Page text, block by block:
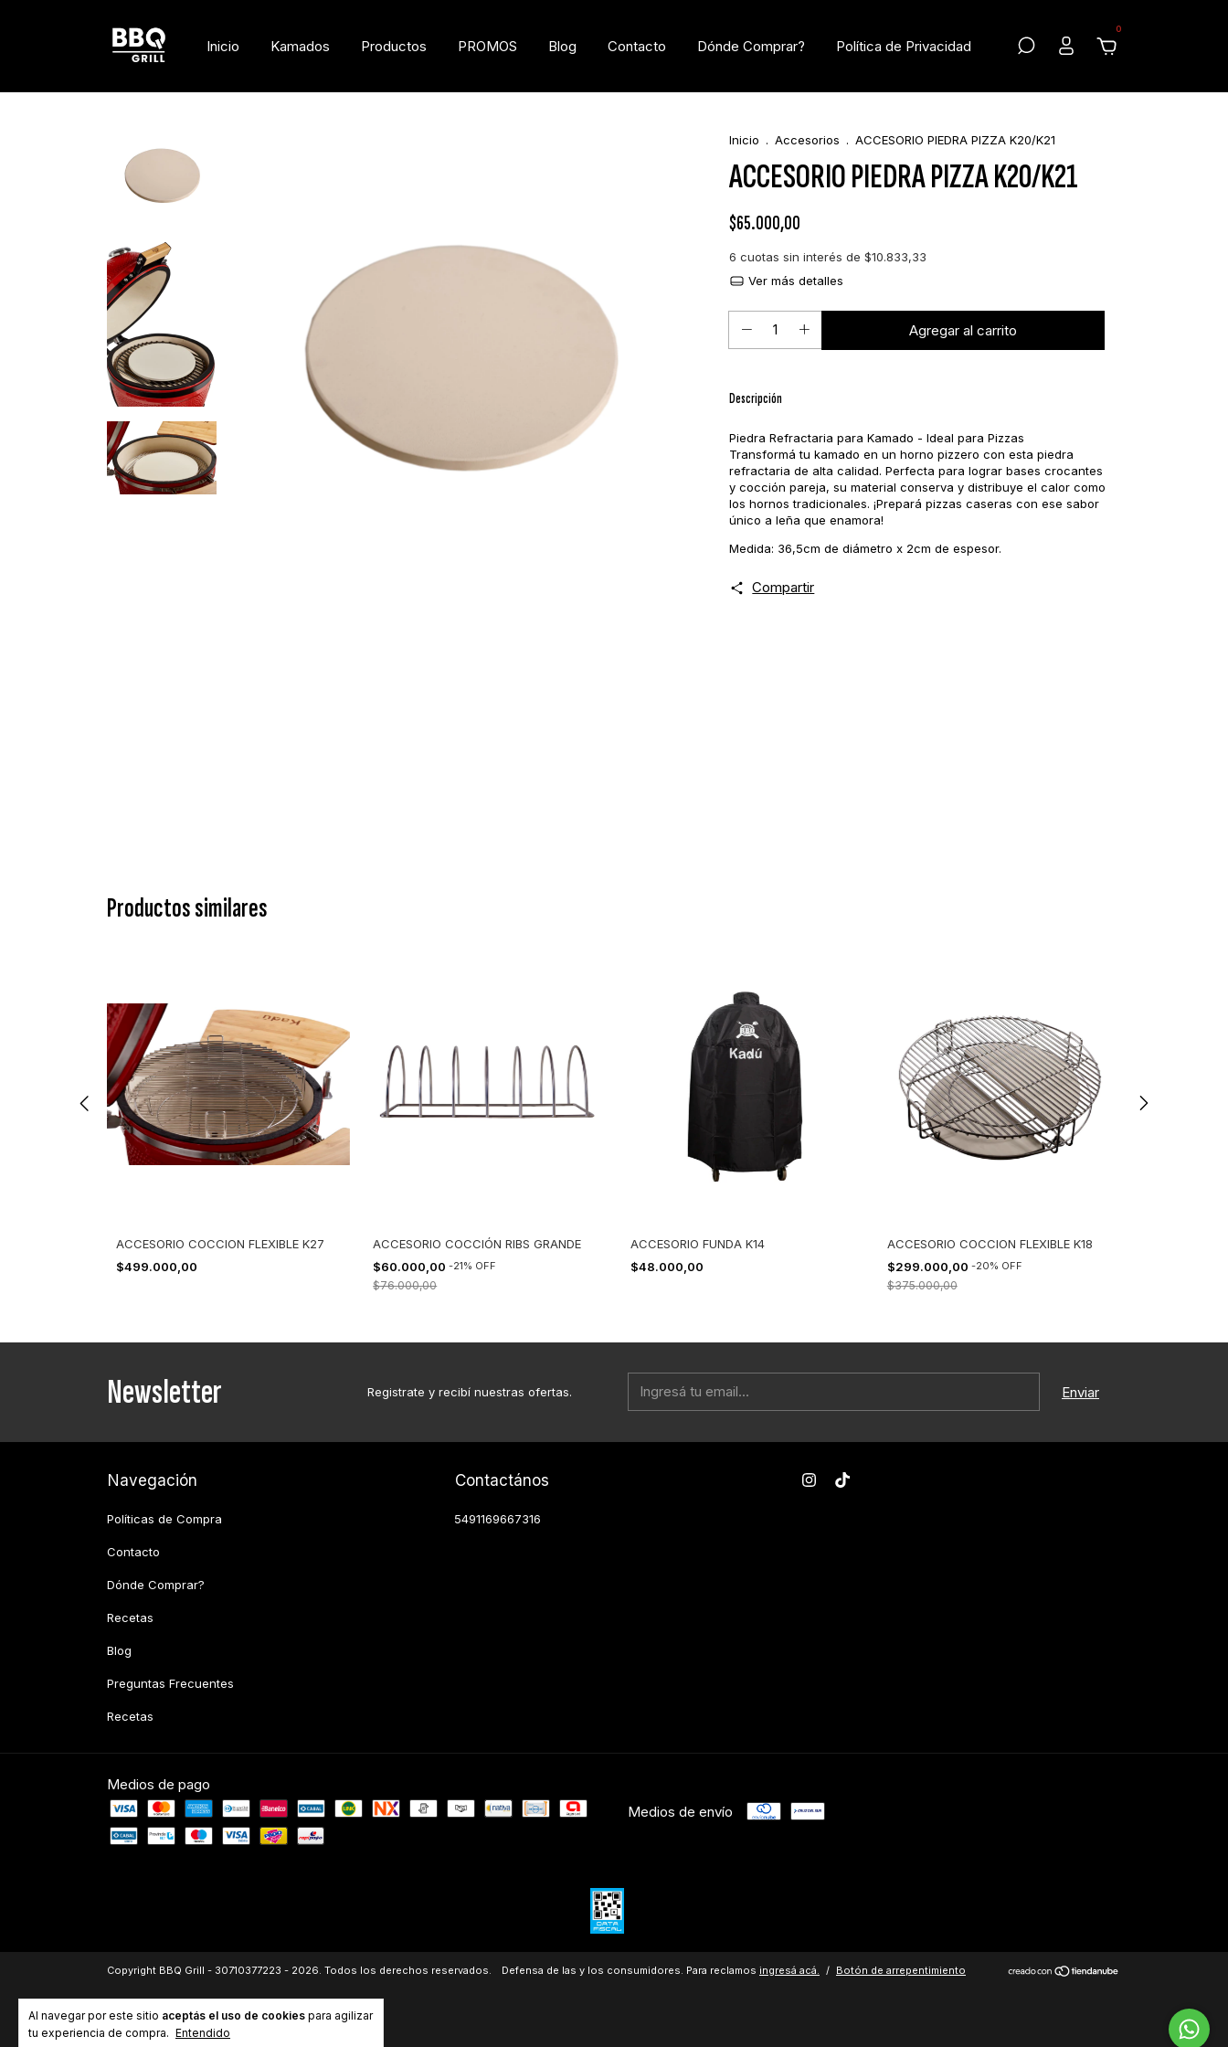
Inicio Kamados Productos PROMOS Blog Contacto Dónde Comprar? Política de Privacidad
0
Al navegar por este sitio aceptás el uso de cookies para agilizar
tu experiencia de compra. Entendido
Inicio . Accesorios . ACCESORIO PIEDRA PIZZA K20/K21
ACCESORIO PIEDRA PIZZA K20/K21
$65.000,00
6 cuotas sin interés de $10.833,33
Ver más detalles
Descripción
Piedra Refractaria para Kamado - Ideal para Pizzas
Transformá tu kamado en un horno pizzero con esta piedra
refractaria de alta calidad. Perfecta para lograr bases crocantes
y cocción pareja, su material conserva y distribuye el calor como
los hornos tradicionales. ¡Prepará pizzas caseras con ese sabor
único a leña que enamora!
Medida: 36,5cm de diámetro x 2cm de espesor.
Compartir
Productos similares
ACCESORIO COCCION FLEXIBLE K27
$499.000,00
ACCESORIO COCCIÓN RIBS GRANDE
$60.000,00-21% OFF
$76.000,00
ACCESORIO FUNDA K14
$48.000,00
ACCESORIO COCCION FLEXIBLE K18
$299.000,00 -20% OFF
$375.000,00
Newsletter Registrate y recibí nuestras ofertas.
Navegación
Políticas de Compra
Contacto
Dónde Comprar?
Recetas
Blog
Preguntas Frecuentes
Recetas
Contactános
5491169667316
Medios de pago
Medios de envío
Copyright BBQ Grill - 30710377223 - 2026. Todos los derechos reservados. Defensa de las y los consumidores. Para reclamos ingresá acá. / Botón de arrepentimiento